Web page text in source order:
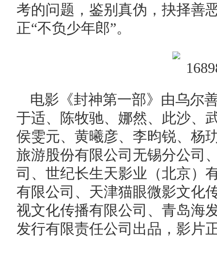
考的问题，鉴别真伪，抉择善
正“不负少年郎”。
电影《封神第一部》由乌尔
于适、陈牧驰、娜然、此沙、
侯雯元、黄曦彦、李昀锐、杨
旅游股份有限公司无锡分公司
司、世纪长生天影业（北京）
有限公司、天津猫眼微影文化
视文化传播有限公司、青岛海
发行有限责任公司出品，影片